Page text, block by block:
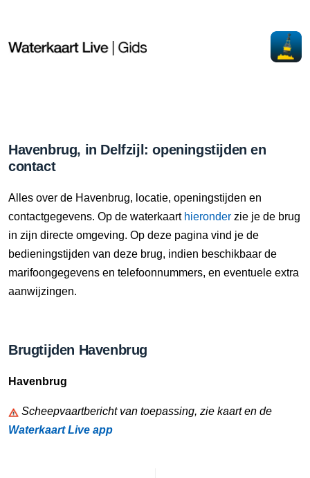
Havenbrug, in Delfzijl: openingstijden en
contact
Alles over de Havenbrug, locatie, openingstijden en
contactgegevens. Op de waterkaart hieronder zie je de brug
in zijn directe omgeving. Op deze pagina vind je de
bedieningstijden van deze brug, indien beschikbaar de
marifoongegevens en telefoonnummers, en eventuele extra
aanwijzingen.
Brugtijden Havenbrug
Havenbrug
Scheepvaartbericht van toepassing, zie kaart en de
Waterkaart Live app